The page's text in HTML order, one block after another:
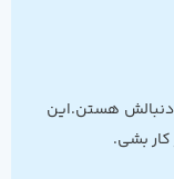
دنبالش هستن.این
کار بشی.